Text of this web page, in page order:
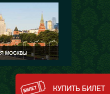
КУПИТЬ БИЛЕТ